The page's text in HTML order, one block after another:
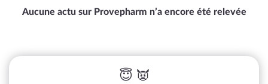
Aucune actu sur Provepharm n’a encore été relevée
😇 👿